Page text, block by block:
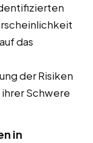
das
der Risiken
Schwere
in